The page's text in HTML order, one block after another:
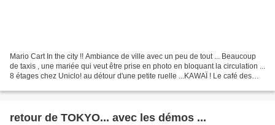
Mario Cart In the city !! Ambiance de ville avec un peu de tout ... Beaucoup
de taxis , une mariée qui veut être prise en photo en bloquant la circulation ...
8 étages chez Uniclo! au détour d'une petite ruelle ...KAWAÏ ! Le café des
retour de TOKYO... avec les démos ...